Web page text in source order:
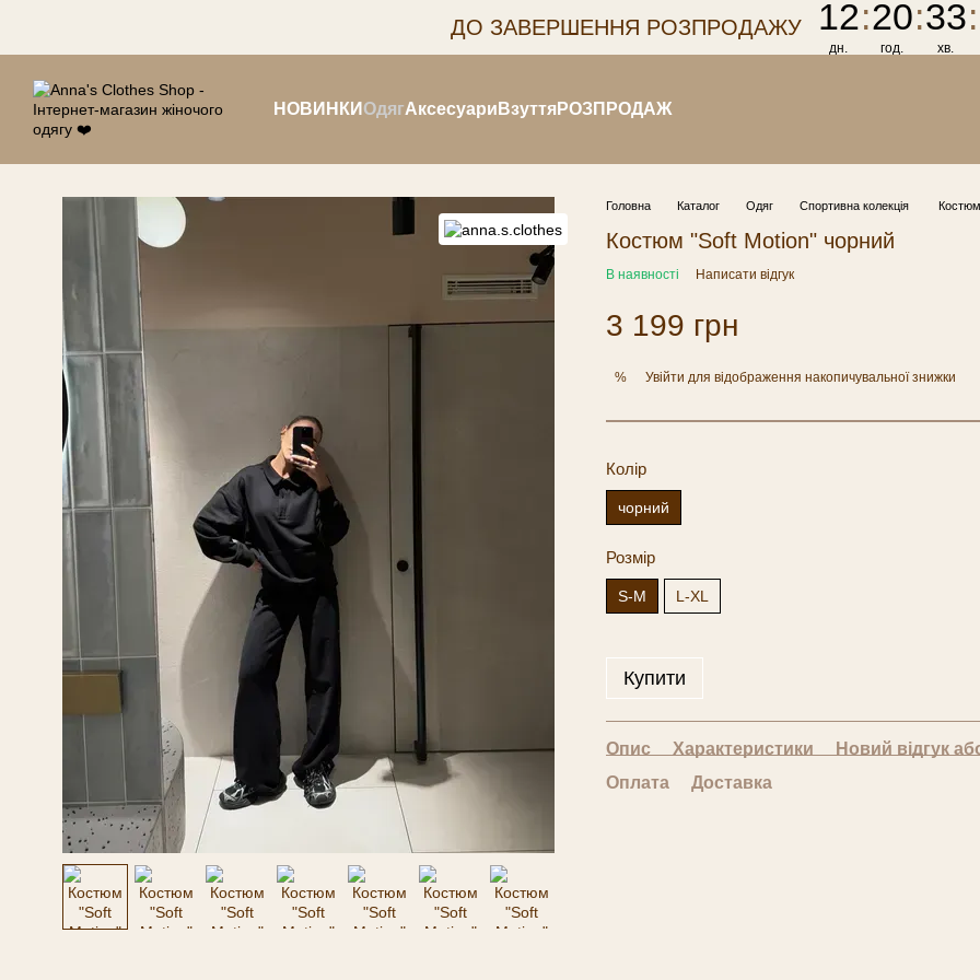
ДО ЗАВЕРШЕННЯ РОЗПРОДАЖУ 12:20:33:
дн. год. хв.
НОВИНКИ ОдягАксесуари ВзуттяРОЗПРОДАЖ
Головна Каталог Одяг Спортивна колекція
Костюм "Soft Motion" чорний
В наявності Написати відгук
3 199 грн
% Увійти для відображення накопичувальної знижки
Колір
чорний
Розмір
S-M L-XL
Купити
Опис Характеристики
Новий відгук
Оплата
Доставка